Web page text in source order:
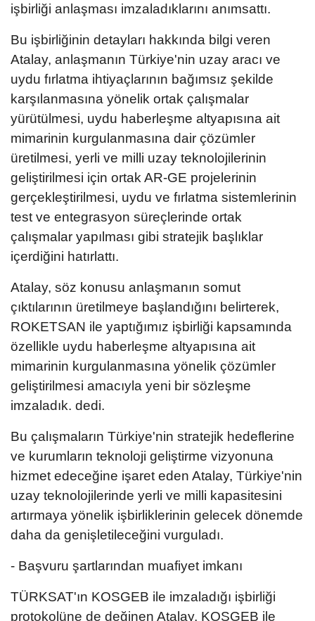
işbirliği anlaşması imzaladıklarını anımsattı.
Bu işbirliğinin detayları hakkında bilgi veren
Atalay, anlaşmanın Türkiye'nin uzay aracı ve
uydu fırlatma ihtiyaçlarının bağımsız şekilde
karşılanmasına yönelik ortak çalışmalar
yürütülmesi, uydu haberleşme altyapısına ait
mimarinin kurgulanmasına dair çözümler
üretilmesi, yerli ve milli uzay teknolojilerinin
geliştirilmesi için ortak AR-GE projelerinin
gerçekleştirilmesi, uydu ve fırlatma sistemlerinin
test ve entegrasyon süreçlerinde ortak
çalışmalar yapılması gibi stratejik başlıklar
içerdiğini hatırlattı.
Atalay, söz konusu anlaşmanın somut
çıktılarının üretilmeye başlandığını belirterek,
ROKETSAN ile yaptığımız işbirliği kapsamında
özellikle uydu haberleşme altyapısına ait
mimarinin kurgulanmasına yönelik çözümler
geliştirilmesi amacıyla yeni bir sözleşme
imzaladık. dedi.
Bu çalışmaların Türkiye'nin stratejik hedeflerine
ve kurumların teknoloji geliştirme vizyonuna
hizmet edeceğine işaret eden Atalay, Türkiye'nin
uzay teknolojilerinde yerli ve milli kapasitesini
artırmaya yönelik işbirliklerinin gelecek dönemde
daha da genişletileceğini vurguladı.
- Başvuru şartlarından muafiyet imkanı
TÜRKSAT'ın KOSGEB ile imzaladığı işbirliği
protokolüne de değinen Atalay, KOSGEB ile